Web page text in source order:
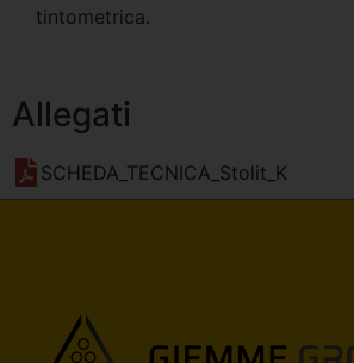
tintometrica.
Allegati
SCHEDA_TECNICA_Stolit_K